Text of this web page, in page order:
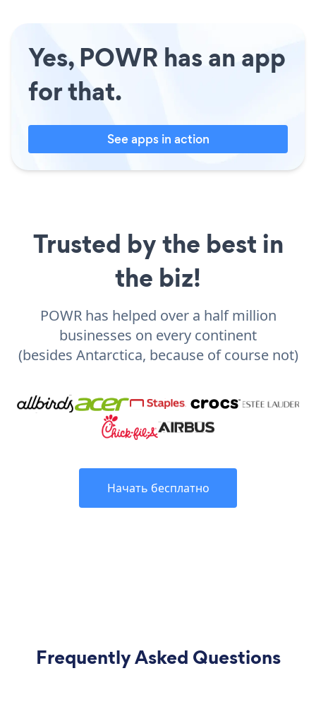
Yes, POWR has an app
for that.
See apps in action
Trusted by the best in
the biz!
POWR has helped over a half million
businesses on every continent
(besides Antarctica, because of course not)
Начать бесплатно
Frequently Asked Questions